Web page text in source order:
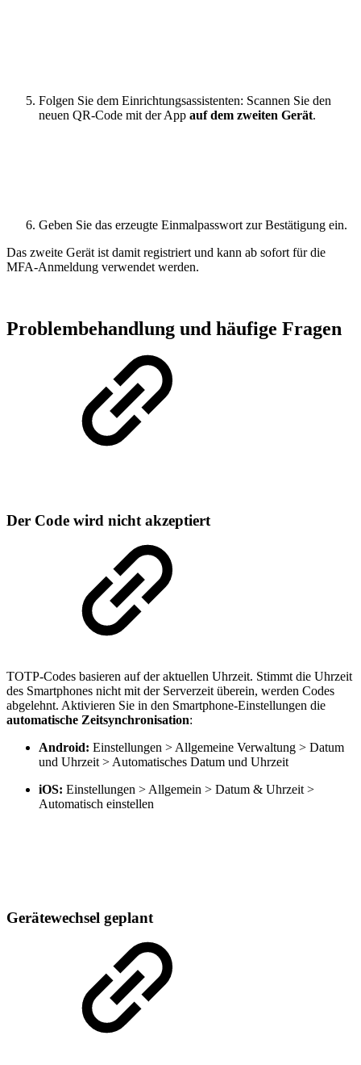
Folgen Sie dem Einrichtungsassistenten: Scannen Sie den
neuen QR-Code mit der App auf dem zweiten Gerät.
Geben Sie das erzeugte Einmalpasswort zur Bestätigung ein.
Das zweite Gerät ist damit registriert und kann ab sofort für die
MFA-Anmeldung verwendet werden.
Problembehandlung und häufige Fragen
Der Code wird nicht akzeptiert
TOTP-Codes basieren auf der aktuellen Uhrzeit. Stimmt die Uhrzeit
des Smartphones nicht mit der Serverzeit überein, werden Codes
abgelehnt. Aktivieren Sie in den Smartphone-Einstellungen die
automatische Zeitsynchronisation:
Android: Einstellungen > Allgemeine Verwaltung > Datum
und Uhrzeit > Automatisches Datum und Uhrzeit
iOS: Einstellungen > Allgemein > Datum & Uhrzeit >
Automatisch einstellen
Gerätewechsel geplant